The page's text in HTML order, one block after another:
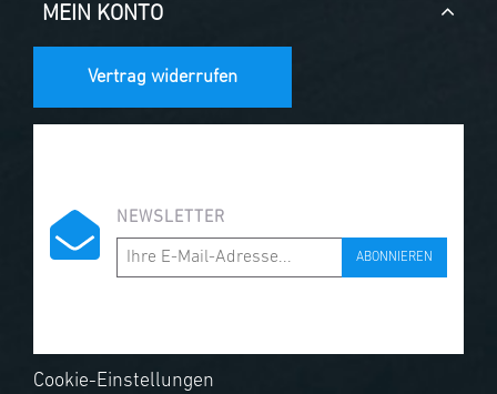
MEIN KONTO
Vertrag widerrufen
NEWSLETTER
ABONNIEREN
Cookie-Einstellungen